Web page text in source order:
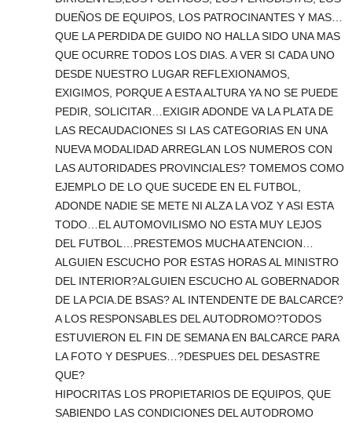
DUEÑOS DE EQUIPOS, LOS PATROCINANTES Y MAS…
QUE LA PERDIDA DE GUIDO NO HALLA SIDO UNA MAS
QUE OCURRE TODOS LOS DIAS. A VER SI CADA UNO
DESDE NUESTRO LUGAR REFLEXIONAMOS,
EXIGIMOS, PORQUE A ESTA ALTURA YA NO SE PUEDE
PEDIR, SOLICITAR…EXIGIR ADONDE VA LA PLATA DE
LAS RECAUDACIONES SI LAS CATEGORIAS EN UNA
NUEVA MODALIDAD ARREGLAN LOS NUMEROS CON
LAS AUTORIDADES PROVINCIALES? TOMEMOS COMO
EJEMPLO DE LO QUE SUCEDE EN EL FUTBOL,
ADONDE NADIE SE METE NI ALZA LA VOZ Y ASI ESTA
TODO…EL AUTOMOVILISMO NO ESTA MUY LEJOS
DEL FUTBOL…PRESTEMOS MUCHA ATENCION…
ALGUIEN ESCUCHO POR ESTAS HORAS AL MINISTRO
DEL INTERIOR?ALGUIEN ESCUCHO AL GOBERNADOR
DE LA PCIA.DE BSAS? AL INTENDENTE DE BALCARCE?
A LOS RESPONSABLES DEL AUTODROMO?TODOS
ESTUVIERON EL FIN DE SEMANA EN BALCARCE PARA
LA FOTO Y DESPUES…?DESPUES DEL DESASTRE
QUE?
HIPOCRITAS LOS PROPIETARIOS DE EQUIPOS, QUE
SABIENDO LAS CONDICIONES DEL AUTODROMO